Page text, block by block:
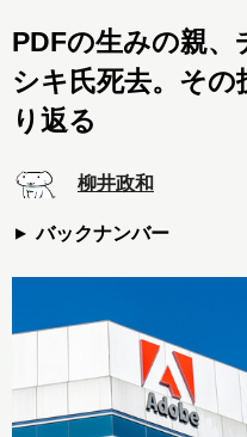
PDFの生みの親
シキ氏死去。その
り返る
柳井政和
バックナンバー